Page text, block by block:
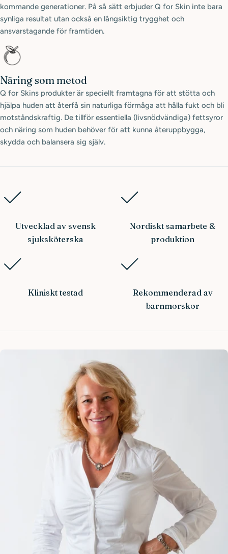
kommande generationer. På så sätt erbjuder Q for Skin inte bara
synliga resultat utan också en långsiktig trygghet och
ansvarstagande för framtiden.
Näring som metod
Q for Skins produkter är speciellt framtagna för att stötta och
hjälpa huden att återfå sin naturliga förmåga att hålla fukt och bli
motståndskraftig. De tillför essentiella (livsnödvändiga) fettsyror
och näring som huden behöver för att kunna återuppbygga,
skydda och balansera sig själv.
Utvecklad av svensk
sjuksköterska
Nordiskt samarbete &
produktion
Kliniskt testad
Rekommenderad av
barnmorskor